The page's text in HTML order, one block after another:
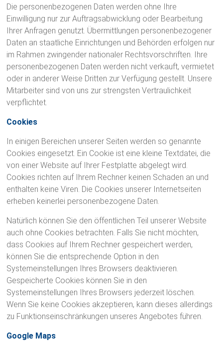
o
t
i
v
e
–
V
a
k
u
u
m
t
e
c
h
n
i
Die personenbezogenen Daten werden ohne Ihre
Einwilligung nur zur Auftragsabwicklung oder Bearbeitung
Ihrer Anfragen genutzt. Übermittlungen personenbezogener
Daten an staatliche Einrichtungen und Behörden erfolgen nur
im Rahmen zwingender nationaler Rechtsvorschriften. Ihre
personenbezogenen Daten werden nicht verkauft, vermietet
oder in anderer Weise Dritten zur Verfügung gestellt. Unsere
Mitarbeiter sind von uns zur strengsten Vertraulichkeit
verpflichtet.
Cookies
In einigen Bereichen unserer Seiten werden so genannte
Cookies eingesetzt. Ein Cookie ist eine kleine Textdatei, die
von einer Website auf Ihrer Festplatte abgelegt wird.
Cookies richten auf Ihrem Rechner keinen Schaden an und
enthalten keine Viren. Die Cookies unserer Internetseiten
erheben keinerlei personenbezogene Daten.
Natürlich können Sie den öffentlichen Teil unserer Website
auch ohne Cookies betrachten. Falls Sie nicht möchten,
dass Cookies auf Ihrem Rechner gespeichert werden,
können Sie die entsprechende Option in den
Systemeinstellungen Ihres Browsers deaktivieren.
Gespeicherte Cookies können Sie in den
Systemeinstellungen Ihres Browsers jederzeit löschen.
Wenn Sie keine Cookies akzeptieren, kann dieses allerdings
zu Funktionseinschränkungen unseres Angebotes führen.
Google Maps